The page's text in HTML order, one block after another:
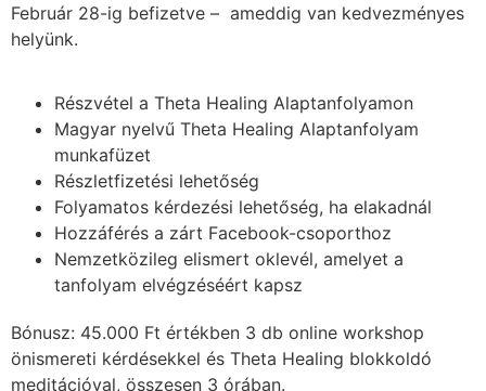
Február 28-ig befizetve – ameddig van kedvezményes
helyünk.
Részvétel a Theta Healing Alaptanfolyamon
Magyar nyelvű Theta Healing Alaptanfolyam
munkafüzet
Részletfizetési lehetőség
Folyamatos kérdezési lehetőség, ha elakadnál
Hozzáférés a zárt Facebook-csoporthoz
Nemzetközileg elismert oklevél, amelyet a
tanfolyam elvégzéséért kapsz
Bónusz: 45.000 Ft értékben 3 db online workshop
önismereti kérdésekkel és Theta Healing blokkoldó
meditációval, összesen 3 órában.